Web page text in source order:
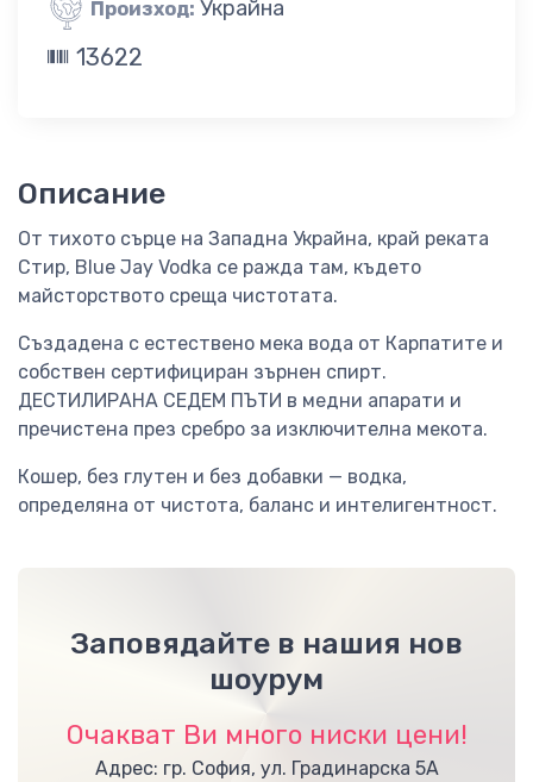
Произход: Украйна
13622
Описание
От тихото сърце на Западна Украйна, край реката
Стир, Blue Jay Vodka се ражда там, където
майсторството среща чистотата.
Създадена с естествено мека вода от Карпатите и
собствен сертифициран зърнен спирт.
ДЕСТИЛИРАНА СЕДЕМ ПЪТИ в медни апарати и
пречистена през сребро за изключителна мекота.
Кошер, без глутен и без добавки — водка,
определяна от чистота, баланс и интелигентност.
Заповядайте в нашия нов
шоурум
Очакват Ви много ниски цени!
Адрес: гр. София, ул. Градинарска 5А